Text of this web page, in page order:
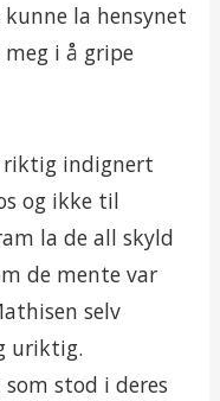
la hensynet
i å gripe
riktig indignert
og ikke til
la de all skyld
de mente var
selv
uriktig.
stod i deres